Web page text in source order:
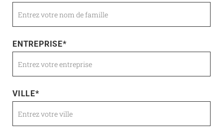
ENTREPRISE*
VILLE*